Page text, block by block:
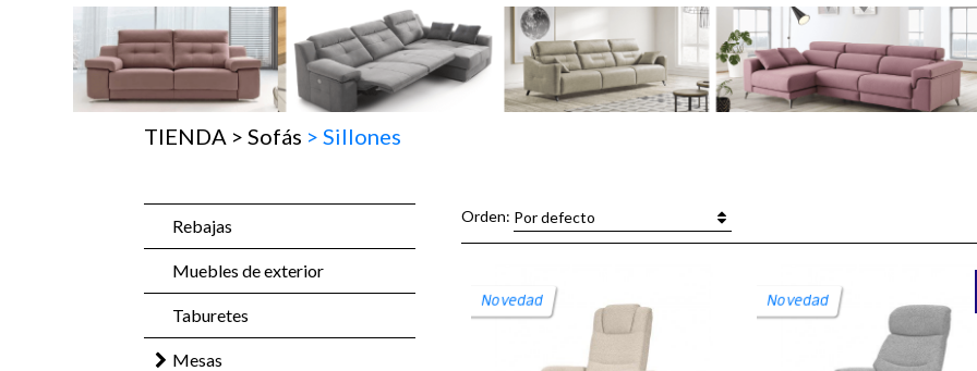
TIENDA > Sofás > Sillones
Rebajas
Muebles de exterior
Taburetes
Mesas
Orden: Por defecto
Novedad Novedad